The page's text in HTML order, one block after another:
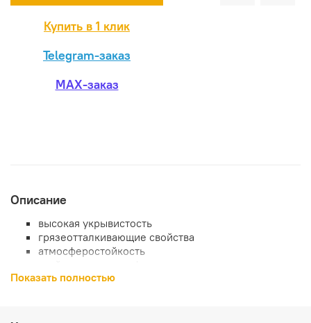
Купить в 1 клик
Telegram-заказ
MAX-заказ
Описание
высокая укрывистость
грязеотталкивающие свойства
атмосферостойкость
паропроницаемость
Показать полностью